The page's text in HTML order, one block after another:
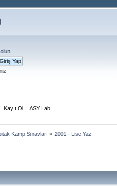
Kayıt Ol ASY Lab
Kamp Sınavları » 2001 - Lise Yaz